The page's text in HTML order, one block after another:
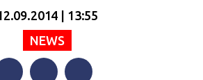
| 13:55
NEWS